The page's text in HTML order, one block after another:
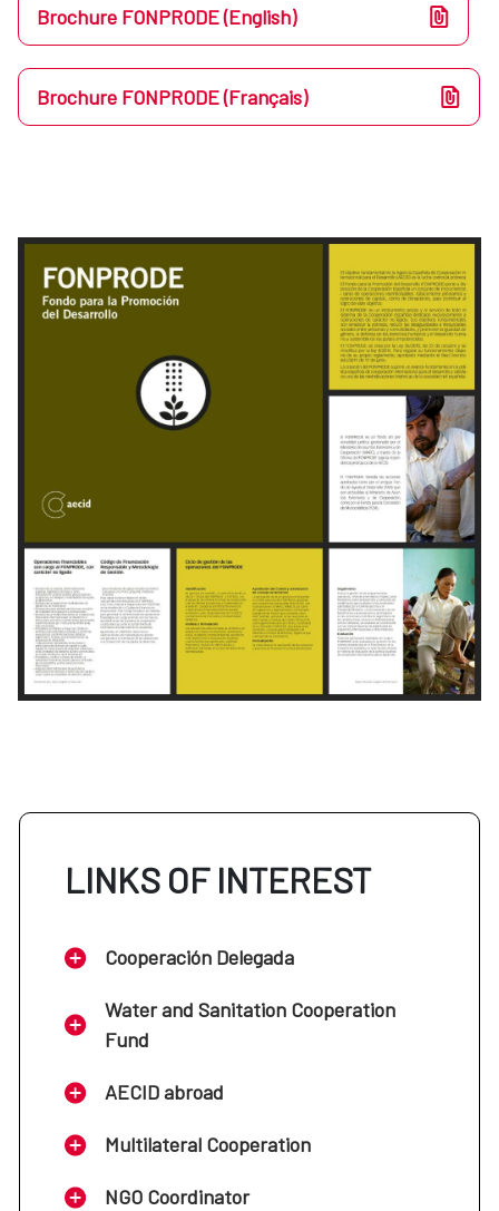
Brochure FONPRODE (English)
Brochure FONPRODE (Français)
LINKS OF INTEREST
Cooperación Delegada
Water and Sanitation Cooperation
Fund
AECID abroad
Multilateral Cooperation
NGO Coordinator